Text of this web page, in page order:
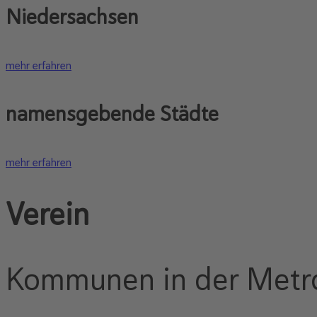
Niedersachsen
mehr erfahren
namensgebende Städte
mehr erfahren
Verein
Kommunen in der